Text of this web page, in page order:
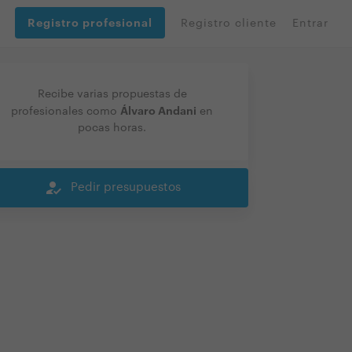
Registro profesional Registro cliente Entrar
Recibe varias propuestas de
profesionales como Álvaro Andani en
pocas horas.
how_to_reg Pedir presupuestos